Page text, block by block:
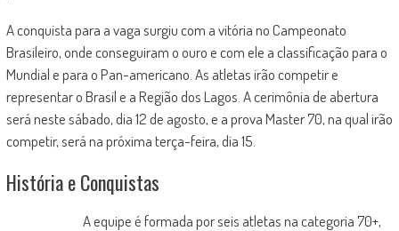
A conquista para a vaga surgiu com a vitória no Campeonato
Brasileiro, onde conseguiram o ouro e com ele a classificação para o
Mundial e para o Pan-americano. As atletas irão competir e
representar o Brasil e a Região dos Lagos. A cerimônia de abertura
será neste sábado, dia 12 de agosto, e a prova Master 70, na qual irão
competir, será na próxima terça-feira, dia 15.
História e Conquistas
A equipe é formada por seis atletas na categoria 70+,